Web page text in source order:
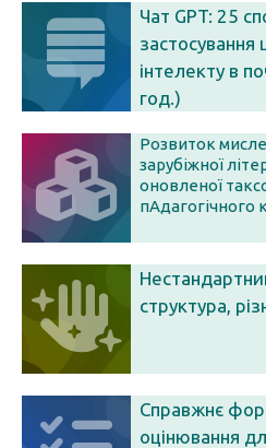
Чат GPT: 25
застосування
інтелекту в
год.)
Розвиток
зарубіжної
оновленої
пАдагогічного
структура,
Справжнє
оцінювання